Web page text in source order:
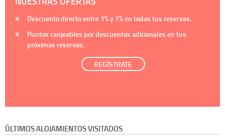
Descuento directo entre 1%y 7%en todas tus reservas.
Puntos canjeables por descuentos adicionales en tus
próximas reservas.
REGÍSTRATE
ÚLTIMOS ALOJAMIENTOS VISITADOS